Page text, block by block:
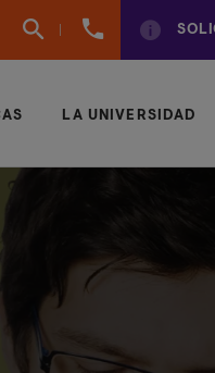
960
LA UNIVERSIDAD